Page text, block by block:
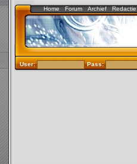
Home Forum Archief Redactie
User: Pass: